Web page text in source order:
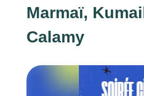
Marmaï,
Calamy